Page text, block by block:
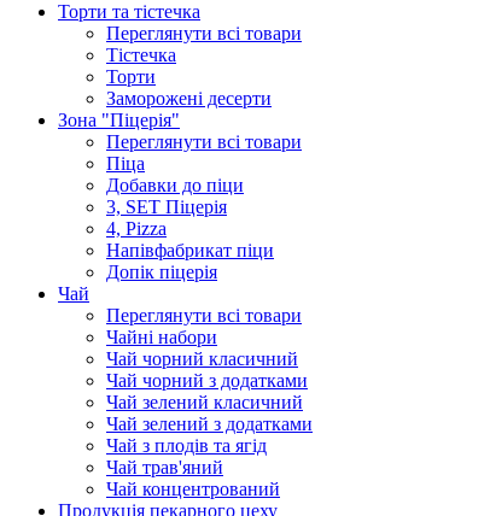
Торти та тістечка
Переглянути всі товари
Тістечка
Торти
Заморожені десерти
Зона "Піцерія"
Переглянути всі товари
Піца
Добавки до піци
3, SET Піцерія
4, Pizza
Напівфабрикат піци
Допік піцерія
Чай
Переглянути всі товари
Чайні набори
Чай чорний класичний
Чай чорний з додатками
Чай зелений класичний
Чай зелений з додатками
Чай з плодів та ягід
Чай трав'яний
Чай концентрований
Продукцiя пекарного цеху